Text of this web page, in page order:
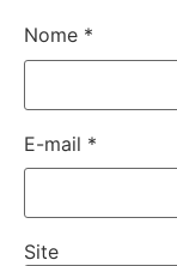
Nome *
E-mail *
Site